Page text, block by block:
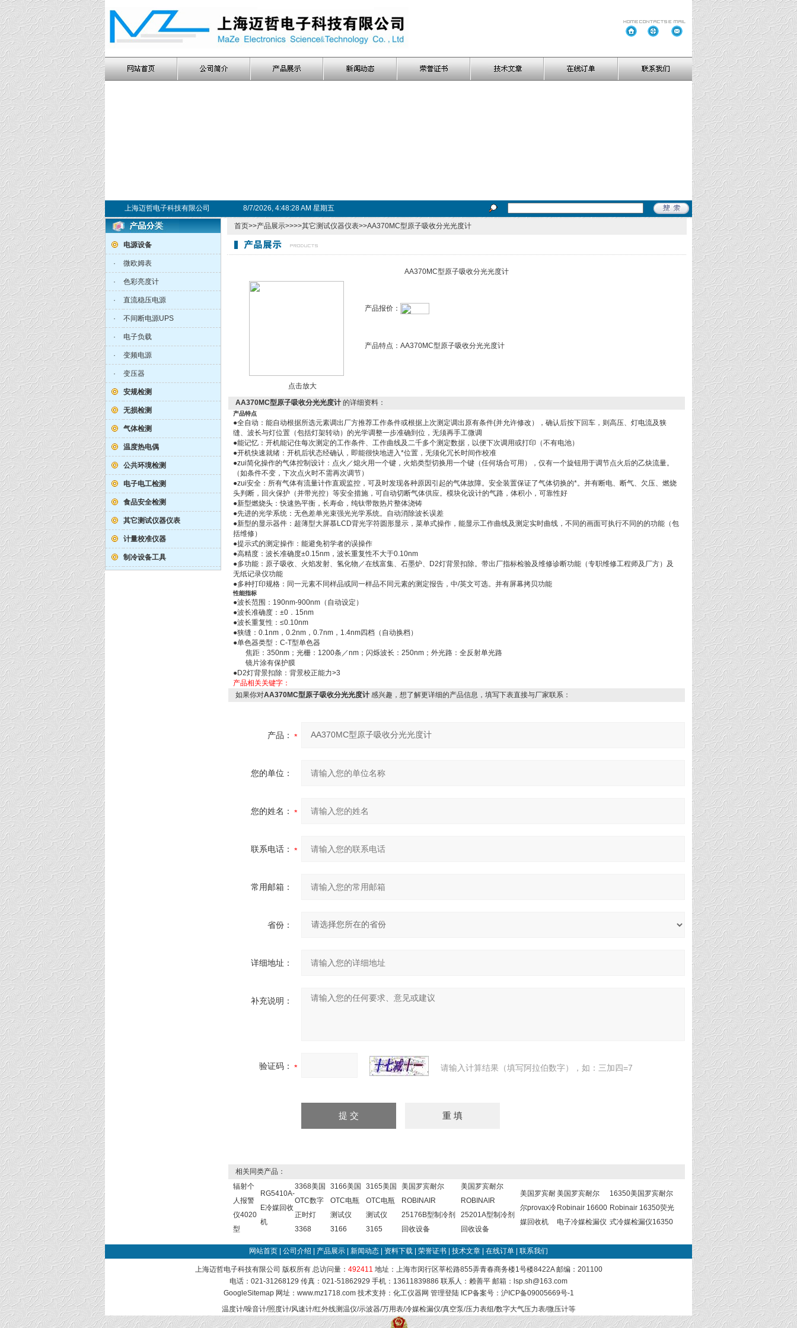
上海迈哲电子科技有限公司 8/7/2026, 4:48:28 AM 星期五
电源设备
· 微欧姆表
· 色彩亮度计
· 直流稳压电源
· 不间断电源UPS
· 电子负载
· 变频电源
· 变压器
安规检测
无损检测
气体检测
温度热电偶
公共环境检测
电子电工检测
食品安全检测
其它测试仪器仪表
计量校准仪器
制冷设备工具
首页>>产品展示>>>>其它测试仪器仪表>>AA370MC型原子吸收分光光度计
AA370MC型原子吸收分光光度计
点击放大
产品报价：
产品特点： AA370MC型原子吸收分光光度计
AA370MC型原子吸收分光光度计 的详细资料：
产品特点
●全自动：能自动根据所选元素调出厂方推荐工作条件或根据上次测定调出原有条件{并允许修改），确认后按下回车，则高压、灯电流及狭
缝、波长与灯位置（包括灯架转动）的光学调整一步准确到位，无须再手工微调
●能记忆：开机能记住每次测定的工作条件、工作曲线及二千多个测定数据，以便下次调用或打印（不有电池）
●开机快速就绪：开机后状态经确认，即能很快地进入*位置，无须化冗长时间作校准
●zui简化操作的气体控制设计：点火／熄火用一个键，火焰类型切换用一个键（任何场合可用），仅有一个旋钮用于调节点火后的乙炔流量。
（如条件不变，下次点火时不需再次调节）
●zui安全：所有气体有流量计作直观监控，可及时发现各种原因引起的气体故障。安全装置保证了气体切换的*。并有断电、断气、欠压、燃烧
头判断，回火保护（并带光控）等安全措施，可自动切断气体供应。模块化设计的气路，体积小，可靠性好
●新型燃烧头：快速热平衡，长寿命，纯钛带散热片整体浇铸
●先进的光学系统：无色差单光束强光光学系统。自动消除波长误差
●新型的显示器件：超薄型大屏慕LCD背光字符圆形显示，菜单式操作，能显示工作曲线及测定实时曲线，不同的画面可执行不同的的功能（包
括维修）
●提示式的测定操作：能避免初学者的误操作
●高精度：波长准确度±0.15nm，波长重复性不大于0.10nm
●多功能：原子吸收、火焰发射、氢化物／在线富集、石墨炉、D2灯背景扣除。带出厂指标检验及维修诊断功能（专职维修工程师及厂方）及
无纸记录仪功能
●多种打印规格：同一元素不同样品或同一样品不同元素的测定报告，中/英文可选。并有屏幕拷贝功能
性能指标
●波长范围：190nm-900nm（自动设定）
●波长准确度：±0．15nm
●波长重复性：≤0.10nm
●狭缝：0.1nm，0.2nm，0.7nm，1.4nm四档（自动换档）
●单色器类型：C-T型单色器
焦距：350nm；光栅：1200条／nm；闪烁波长：250nm；外光路：全反射单光路
镜片涂有保护膜
●D2灯背景扣除：背景校正能力>3
产品相关关键字：
如果你对AA370MC型原子吸收分光光度计 感兴趣，想了解更详细的产品信息，填写下表直接与厂家联系：
产品：
您的单位：
您的姓名：
联系电话：
常用邮箱：
省份：
详细地址：
补充说明：
验证码： 请输入计算结果（填写阿拉伯数字），如：三加四=7
相关同类产品：
辐射个
人报警
仪4020
型
RG5410A-
E冷媒回收
机
3368美国
OTC数字
正时灯
3368
3166美国
OTC电瓶
测试仪
3166
3165美国
OTC电瓶
测试仪
3165
美国罗宾耐尔
ROBINAIR
25176B型制冷剂
回收设备
美国罗宾耐尔
ROBINAIR
25201A型制冷剂
回收设备
美国罗宾耐
尔provax冷
媒回收机
美国罗宾耐尔
Robinair 16600
电子冷媒检漏仪
16350美国罗宾耐尔
Robinair 16350荧光
式冷媒检漏仪16350
网站首页 公司介绍 产品展示 新闻动态 资料下载 荣誉证书 技术文章 在线订单 联系我们
上海迈哲电子科技有限公司 版权所有 总访问量： 492411 地址：上海市闵行区莘松路855弄青春商务楼1号楼8422A 邮编：201100
电话：021-31268129 传真：021-51862929 手机：13611839886 联系人：赖善平 邮箱： lsp.sh@163.com
GoogleSitemap网址：www.mz1718.com 技术支持： 化工仪器网 管理登陆ICP备案号： 沪ICP备09005669号-1
温度计/噪音计/照度计/风速计/红外线测温仪/示波器/万用表/冷媒检漏仪/真空泵/压力表组/数字大气压力表/微压计等